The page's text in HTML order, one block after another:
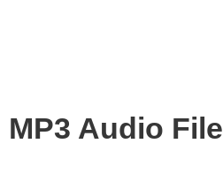
MP3 Audio File